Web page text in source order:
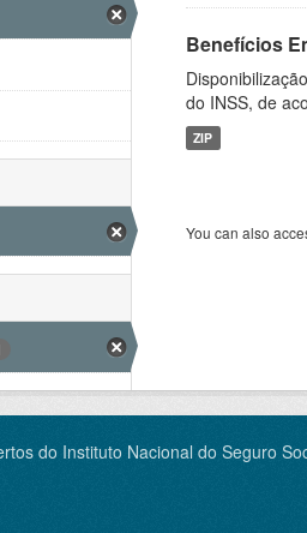
Benefícios
do INSS, de
ZIP
You can also
do Instituto Nacional do Seguro